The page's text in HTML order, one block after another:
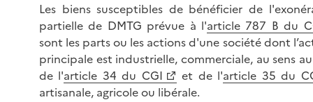
Les biens susceptibles de bénéficier de
partielle de DMTG prévue à l'article 787 B du
sont les parts ou les actions d'une société dont
principale est industrielle, commerciale, au sens
de l'article 34 du CGI et de l'article 35 du
artisanale, agricole ou libérale.